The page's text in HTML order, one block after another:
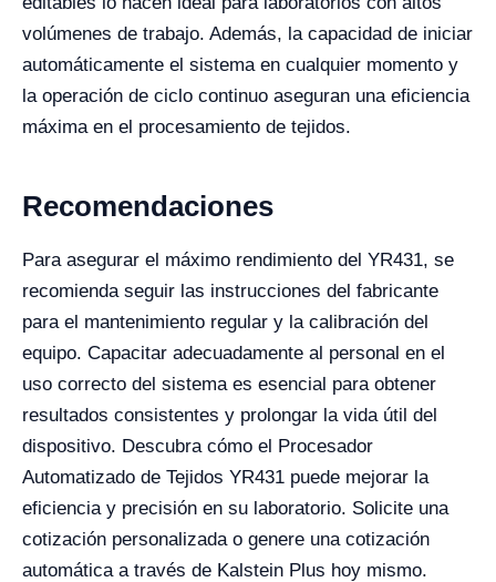
volúmenes de trabajo. Además, la capacidad de iniciar
automáticamente el sistema en cualquier momento y
la operación de ciclo continuo aseguran una eficiencia
máxima en el procesamiento de tejidos.
Recomendaciones
Para asegurar el máximo rendimiento del YR431, se
recomienda seguir las instrucciones del fabricante
para el mantenimiento regular y la calibración del
equipo. Capacitar adecuadamente al personal en el
uso correcto del sistema es esencial para obtener
resultados consistentes y prolongar la vida útil del
dispositivo. Descubra cómo el Procesador
Automatizado de Tejidos YR431 puede mejorar la
eficiencia y precisión en su laboratorio. Solicite una
cotización personalizada o genere una cotización
automática a través de Kalstein Plus hoy mismo.